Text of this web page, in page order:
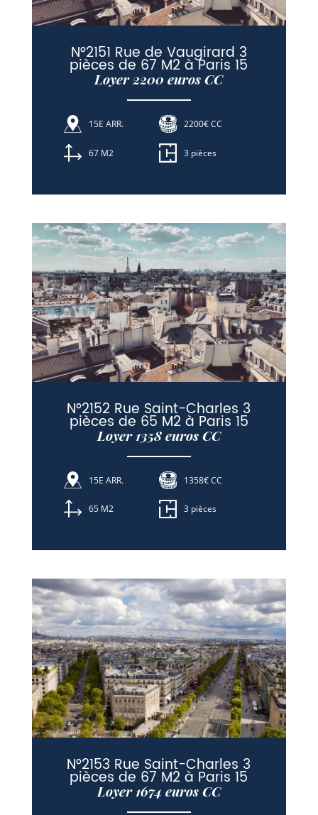
N°2151 Rue de Vaugirard 3
pièces de 67 M2 à Paris 15
Loyer 2200 euros CC
15E ARR. 2200€ CC
67 M2 3 pièces
N°2152 Rue Saint-Charles 3
pièces de 65 M2 à Paris 15
Loyer 1358 euros CC
15E ARR. 1358€ CC
65 M2 3 pièces
N°2153 Rue Saint-Charles 3
pièces de 67 M2 à Paris 15
Loyer 1674 euros CC